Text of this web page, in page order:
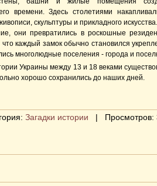
времени. Здесь столетиями
скульптуры и прикладного
они превратились в роскошные
каждый замок обычно становился
многолюдные поселения - города и
Украины между 13 и 18 веками
хорошо сохранились до наших дней.
Загадки истории | Просмотров: